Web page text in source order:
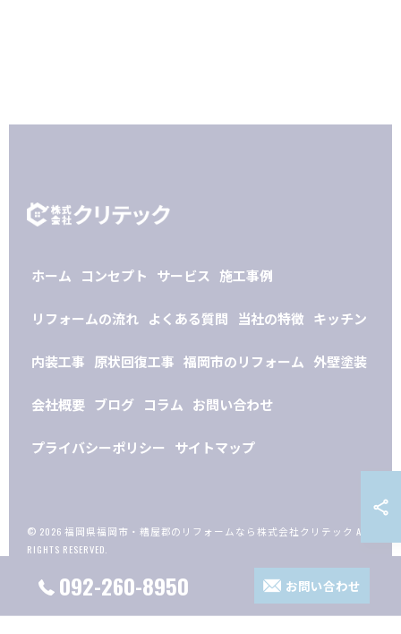
092-260-8950 お問い合わせ
ホーム コンセプト サービス 施工事例
リフォームの流れ よくある質問 当社の特徴 キッチン
内装工事 原状回復工事 福岡市のリフォーム 外壁塗装
会社概要 ブログ コラム お問い合わせ
プライバシーポリシー サイトマップ
© 2026 福岡県福岡市・糟屋郡のリフォームなら株式会社クリテック ALL
RIGHTS RESERVED.